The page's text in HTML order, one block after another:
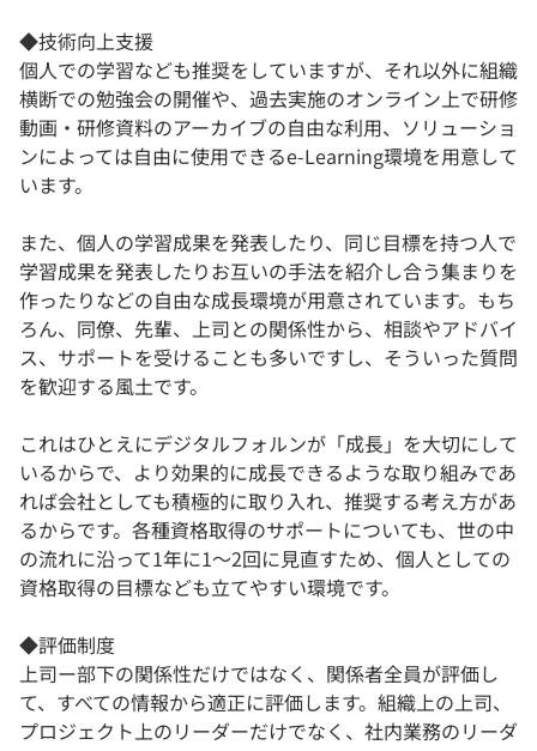
◆技術向上支援
個人での学習なども推奨をしていますが、それ以外に組織
横断での勉強会の開催や、過去実施のオンライン上で研修
動画・研修資料のアーカイブの自由な利用、ソリューショ
ンによっては自由に使用できるe-Learning環境を用意して
います。
また、個人の学習成果を発表したり、同じ目標を持つ人で
学習成果を発表したりお互いの手法を紹介し合う集まりを
作ったりなどの自由な成長環境が用意されています。もち
ろん、同僚、先輩、上司との関係性から、相談やアドバイ
ス、サポートを受けることも多いですし、そういった質問
を歓迎する風土です。
これはひとえにデジタルフォルンが「成長」を大切にして
いるからで、より効果的に成長できるような取り組みであ
れば会社としても積極的に取り入れ、推奨する考え方があ
るからです。各種資格取得のサポートについても、世の中
の流れに沿って1年に1～2回に見直すため、個人としての
資格取得の目標なども立てやすい環境です。
◆評価制度
上司ー部下の関係性だけではなく、関係者全員が評価し
て、すべての情報から適正に評価します。組織上の上司、
プロジェクト上のリーダーだけでなく、社内業務のリーダ